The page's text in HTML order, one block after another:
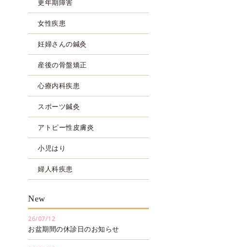
更年期障害
女性疾患
妊婦さんの鍼灸
産後の骨盤矯正
心療内科疾患
スポーツ鍼灸
アトピー性皮膚炎
小児はり
婦人科疾患
New
26/07/12
お盆期間の休診日のお知らせ